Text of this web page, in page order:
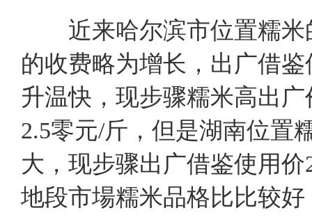
近来哈尔滨市位置糯米
的收费略为增长，出广借
升温快，现步骤糯米高出
2.5零元/斤，但是湖南位置
大，现步骤出广借鉴使用
地段市場糯米品格比比较